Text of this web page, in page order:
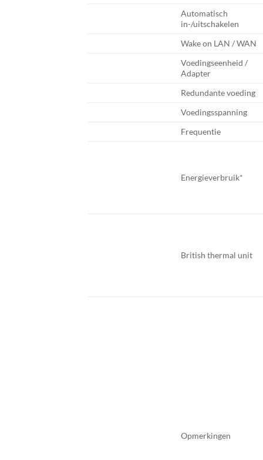
Automatisch
in-/uitschakelen
Wake on LAN / WAN
Voedingseenheid /
Adapter
Redundante voeding
Voedingsspanning
Frequentie
Energieverbruik*
British thermal unit
Opmerkingen